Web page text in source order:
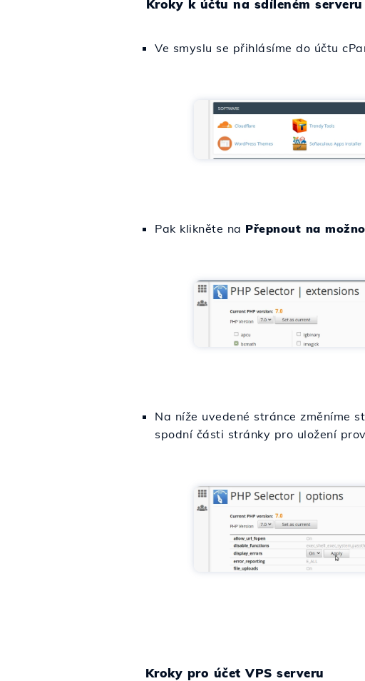
Kroky k účtu na sdíleném serveru
Ve smyslu se přihlásíme do účtu
Pak klikněte na Přepnout na
Na níže uvedené stránce změníme
spodní části stránky pro uložení
Kroky pro účet VPS serveru